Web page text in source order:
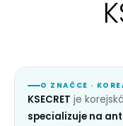
O ZNAČCE ·
KSECRET je
specializuje na